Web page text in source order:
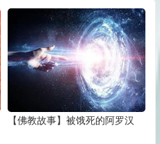
【佛教故事】被饿死的阿罗汉